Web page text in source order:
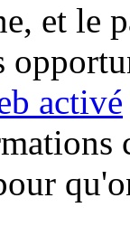
et le
activé